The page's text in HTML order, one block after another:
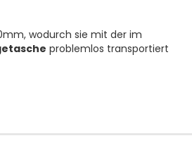
wodurch sie mit der im
problemlos transportiert